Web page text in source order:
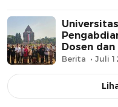
Dosen
Berita Juli